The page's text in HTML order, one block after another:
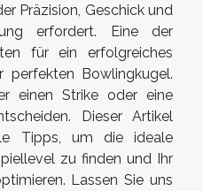
Präzision, Geschick und
erfordert. Eine der
für ein erfolgreiches
Bowlingkugel.
einen Strike oder eine
Dieser Artikel
Tipps, um die ideale
zu finden und Ihr
Lassen Sie uns